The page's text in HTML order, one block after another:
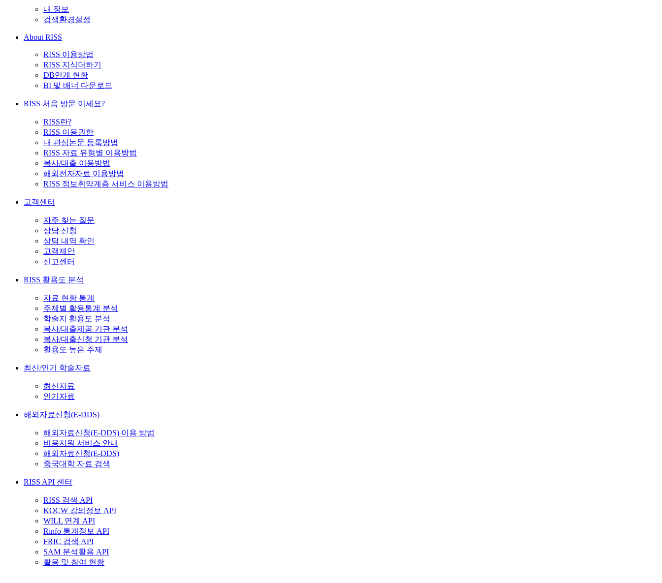
내 정보
검색환경설정
About RISS
RISS 이용방법
RISS 지식더하기
DB연계 현황
BI 및 배너 다운로드
RISS 처음 방문 이세요?
RISS란?
RISS 이용권한
내 관심논문 등록방법
RISS 자료 유형별 이용방법
복사/대출 이용방법
해외전자자료 이용방법
RISS 정보취약계층 서비스 이용방법
고객센터
자주 찾는 질문
상담 신청
상담 내역 확인
고객제안
신고센터
RISS 활용도 분석
자료 현황 통계
주제별 활용통계 분석
학술지 활용도 분석
복사/대출제공 기관 분석
복사/대출신청 기관 분석
활용도 높은 주제
최신/인기 학술자료
최신자료
인기자료
해외자료신청(E-DDS)
해외자료신청(E-DDS) 이용 방법
비용지원 서비스 안내
해외자료신청(E-DDS)
중국대학 자료 검색
RISS API 센터
RISS 검색 API
KOCW 강의정보 API
WILL 연계 API
Rinfo 통계정보 API
FRIC 검색 API
SAM 분석활용 API
활용 및 참여 현황